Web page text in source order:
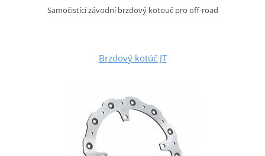
Samočistící závodní brzdový kotouč pro off-road
Brzdový kotúč JT